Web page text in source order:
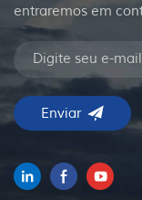
entraremos em